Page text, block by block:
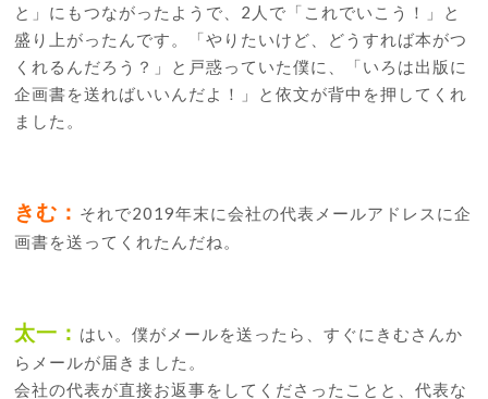
と」にもつながったようで、2人で「これでいこう！」と
盛り上がったんです。「やりたいけど、どうすれば本がつ
くれるんだろう？」と戸惑っていた僕に、「いろは出版に
企画書を送ればいいんだよ！」と依文が背中を押してくれ
ました。
きむ： それで2019年末に会社の代表メールアドレスに企
画書を送ってくれたんだね。
太一： はい。僕がメールを送ったら、すぐにきむさんか
らメールが届きました。
会社の代表が直接お返事をしてくださったことと、代表な